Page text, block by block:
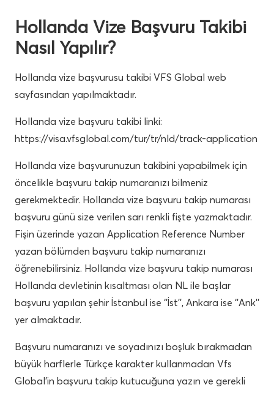
Hollanda Vize Başvuru Takibi
Nasıl Yapılır?
Hollanda vize başvurusu takibi VFS Global web
sayfasından yapılmaktadır.
Hollanda vize başvuru takibi linki:
https://visa.vfsglobal.com/tur/tr/nld/track-application
Hollanda vize başvurunuzun takibini yapabilmek için
öncelikle başvuru takip numaranızı bilmeniz
gerekmektedir. Hollanda vize başvuru takip numarası
başvuru günü size verilen sarı renkli fişte yazmaktadır.
Fişin üzerinde yazan Application Reference Number
yazan bölümden başvuru takip numaranızı
öğrenebilirsiniz. Hollanda vize başvuru takip numarası
Hollanda devletinin kısaltması olan NL ile başlar
başvuru yapılan şehir İstanbul ise ‘’İst’’, Ankara ise ‘’Ank’’
yer almaktadır.
Başvuru numaranızı ve soyadınızı boşluk bırakmadan
büyük harflerle Türkçe karakter kullanmadan Vfs
Global’in başvuru takip kutucuğuna yazın ve gerekli